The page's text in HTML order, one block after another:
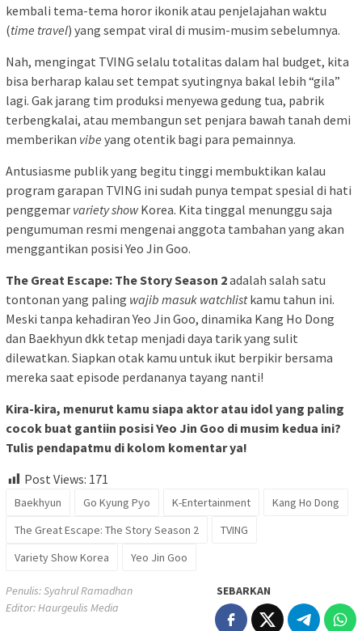
kembali tema-tema horor ikonik atau penjelajahan waktu
(time travel) yang sempat viral di musim-musim sebelumnya.
Nah, mengingat TVING selalu totalitas dalam hal budget, kita
bisa berharap kalau set tempat syutingnya bakal lebih “gila”
lagi. Gak jarang tim produksi menyewa gedung tua, pabrik
terbengkalai, atau membangun set penjara bawah tanah demi
memberikan vibe yang otentik bagi para pemainnya.
Antusiasme publik yang begitu tinggi membuktikan kalau
program garapan TVING ini sudah punya tempat spesial di hati
penggemar variety showKorea. Kita tinggal menunggu saja
pengumuman resmi mengenai anggota tambahan yang akan
menggantikan posisi Yeo Jin Goo.
The Great Escape: The Story Season 2adalah salah satu
tontonan yang paling wajib masuk watchlistkamu tahun ini.
Meski tanpa kehadiran Yeo Jin Goo, dinamika Kang Ho Dong
dan Baekhyun dkk tetap menjadi daya tarik yang sulit
dilewatkan. Siapkan otak kamu untuk ikut berpikir bersama
mereka saat episode perdananya tayang nanti!
Kira-kira, menurut kamu siapa aktor atau idol yang paling
cocok buat gantiin posisi Yeo Jin Goo di musim kedua ini?
Tulis pendapatmu di kolom komentar ya!
Post Views: 171
Baekhyun Go Kyung Pyo K-Entertainment
Kang Ho Dong
The Great Escape: The Story Season 2
TVING
Variety Show Korea
Yeo Jin Goo
Penulis: Syahrul Ramadhan
Editor: Haurgeulis Media
SEBARKAN